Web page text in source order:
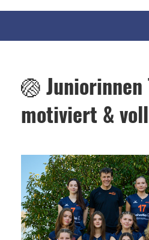
🏐 Juniorinnen
motiviert &